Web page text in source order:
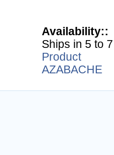
Availability::
Ships in 5 to
Product
AZABACHE